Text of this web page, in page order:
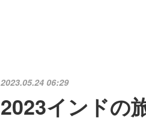
2023.05.24 06:29
2023インド